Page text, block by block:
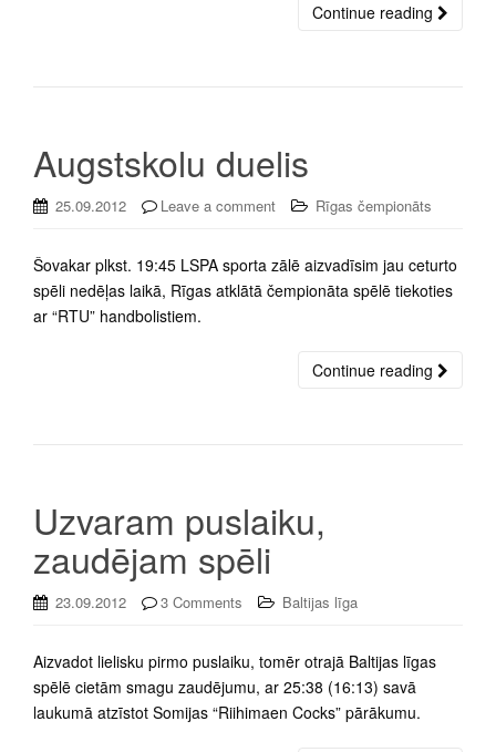
Continue reading
Augstskolu duelis
25.09.2012 Leave a comment Rīgas čempionāts
Šovakar plkst. 19:45 LSPA sporta zālē aizvadīsim jau ceturto
spēli nedēļas laikā, Rīgas atklātā čempionāta spēlē tiekoties
ar “RTU” handbolistiem.
Continue reading
Uzvaram puslaiku,
zaudējam spēli
23.09.2012 3 Comments Baltijas līga
Aizvadot lielisku pirmo puslaiku, tomēr otrajā Baltijas līgas
spēlē cietām smagu zaudējumu, ar 25:38 (16:13) savā
laukumā atzīstot Somijas “Riihimaen Cocks” pārākumu.